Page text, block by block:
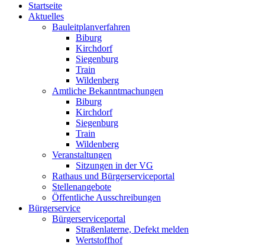
Startseite
Aktuelles
Bauleitplanverfahren
Biburg
Kirchdorf
Siegenburg
Train
Wildenberg
Amtliche Bekanntmachungen
Biburg
Kirchdorf
Siegenburg
Train
Wildenberg
Veranstaltungen
Sitzungen in der VG
Rathaus und Bürgerserviceportal
Stellenangebote
Öffentliche Ausschreibungen
Bürgerservice
Bürgerserviceportal
Straßenlaterne, Defekt melden
Wertstoffhof